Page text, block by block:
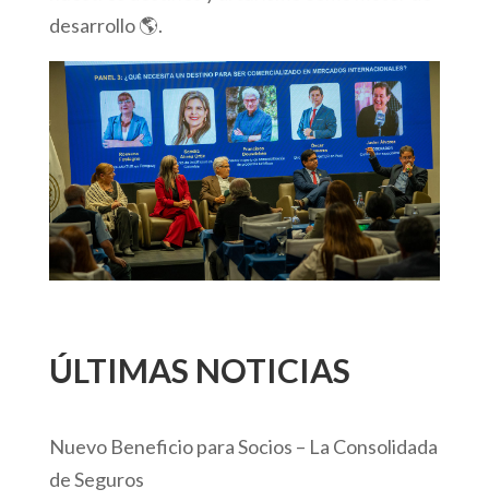
desarrollo 🌎.
ÚLTIMAS NOTICIAS
Nuevo Beneficio para Socios – La Consolidada
de Seguros